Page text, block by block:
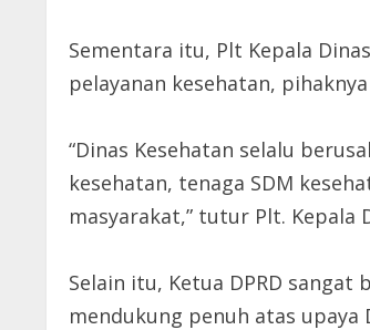
Sementara itu, Plt Kepala
pelayanan kesehatan,
“Dinas Kesehatan selalu
kesehatan, tenaga SDM
masyarakat,” tutur Plt. Kepala
Selain itu, Ketua DPRD
mendukung penuh atas upaya